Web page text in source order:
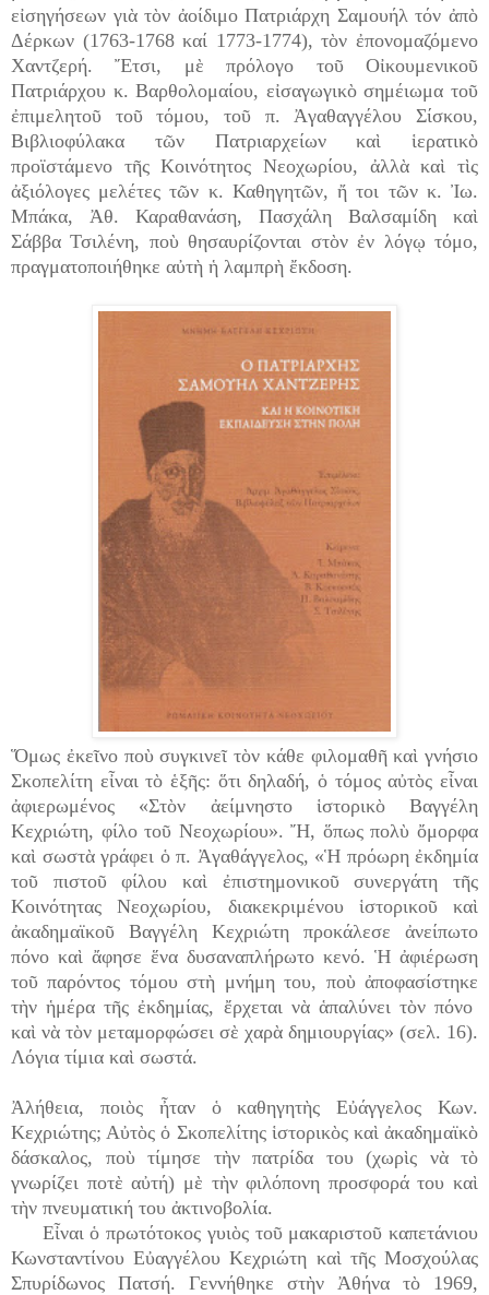
εἰσηγήσεων γιὰ τὸν ἀοίδιμο Πατριάρχη Σαμουήλ τόν ἀπὸ
Δέρκων (1763-1768 καί 1773-1774), τὸν ἐπονομαζόμενο
Χαντζερή. Ἔτσι, μὲ πρόλογο τοῦ Οἰκουμενικοῦ
Πατριάρχου κ. Βαρθολομαίου, εἰσαγωγικὸ σημέιωμα τοῦ
ἐπιμελητοῦ τοῦ τόμου, τοῦ π. Ἀγαθαγγέλου Σίσκου,
Βιβλιοφύλακα τῶν Πατριαρχείων καὶ ἱερατικὸ
προϊστάμενο τῆς Κοινότητος Νεοχωρίου, ἀλλὰ καὶ τὶς
ἀξιόλογες μελέτες τῶν κ. Καθηγητῶν, ἤ τοι τῶν κ. Ἰω.
Μπάκα, Ἀθ. Καραθανάση, Πασχάλη Βαλσαμίδη καὶ
Σάββα Τσιλένη, ποὺ θησαυρίζονται στὸν ἐν λόγῳ τόμο,
πραγματοποιήθηκε αὐτὴ ἡ λαμπρὴ ἔκδοση.
Ὅμως ἐκεῖνο ποὺ συγκινεῖ τὸν κάθε φιλομαθῆ καὶ γνήσιο
Σκοπελίτη εἶναι τὸ ἑξῆς: ὅτι δηλαδή, ὁ τόμος αὐτὸς εἶναι
ἀφιερωμένος «Στὸν ἀείμνηστο ἱστορικὸ Βαγγέλη
Κεχριώτη, φίλο τοῦ Νεοχωρίου». Ἤ, ὅπως πολὺ ὄμορφα
καὶ σωστὰ γράφει ὁ π. Ἀγαθάγγελος, «Ἡ πρόωρη ἐκδημία
τοῦ πιστοῦ φίλου καὶ ἐπιστημονικοῦ συνεργάτη τῆς
Κοινότητας Νεοχωρίου, διακεκριμένου ἱστορικοῦ καὶ
ἀκαδημαϊκοῦ Βαγγέλη Κεχριώτη προκάλεσε ἀνείπωτο
πόνο καὶ ἄφησε ἕνα δυσαναπλήρωτο κενό. Ἡ ἀφιέρωση
τοῦ παρόντος τόμου στὴ μνήμη του, ποὺ ἀποφασίστηκε
τὴν ἡμέρα τῆς ἐκδημίας, ἔρχεται νὰ ἁπαλύνει τὸν πόνο
καὶ νὰ τὸν μεταμορφώσει σὲ χαρὰ δημιουργίας» (σελ. 16).
Λόγια τίμια καὶ σωστά.
Ἀλήθεια, ποιὸς ἦταν ὁ καθηγητὴς Εὐάγγελος Κων.
Κεχριώτης; Αὐτὸς ὁ Σκοπελίτης ἱστορικὸς καὶ ἀκαδημαϊκὸ
δάσκαλος, ποὺ τίμησε τὴν πατρίδα του (χωρὶς νὰ τὸ
γνωρίζει ποτὲ αὐτή) μὲ τὴν φιλόπονη προσφορά του καὶ
τὴν πνευματική του ἀκτινοβολία.
Εἶναι ὁ πρωτότοκος γυιὸς τοῦ μακαριστοῦ καπετάνιου
Κωνσταντίνου Εὐαγγέλου Κεχριώτη καὶ τῆς Μοσχούλας
Σπυρίδωνος Πατσή. Γεννήθηκε στὴν Ἀθήνα τὸ 1969,